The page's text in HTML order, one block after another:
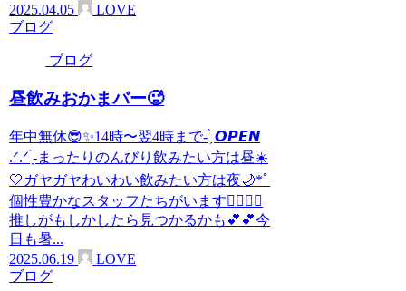
2025.04.05
LOVE
ブログ
ブログ
昼飲みおかまバー🥵
年中無休😎✨14時〜翌4時まで- ̗̀ 𝙊𝙋𝙀𝙉
.ᐟ‪.ᐟ‪ ̖́-‬まったりのんびり飲みたい方は昼☀️
🤍ガヤガヤわいわい飲みたい方は夜🌙*ﾟ
個性豊かなスタッフたちがいます🙋‍♂️🙋‍♀️
推しがもしかしたら見つかるかも︎💕︎︎💕︎今
日も暑...
2025.06.19
LOVE
ブログ